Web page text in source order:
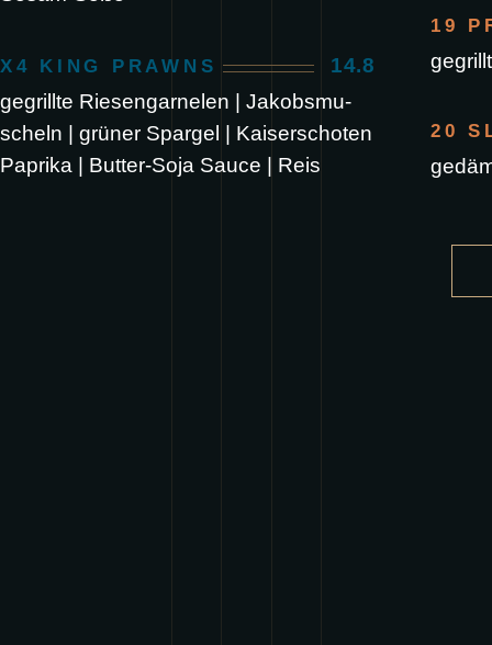
X4 KING PRAWNS
14.8
gegrillte Riesengarnelen | Jakobsmu-
scheln | grüner Spargel | Kaiserschoten
Paprika | Butter-Soja Sauce | Reis
19
20